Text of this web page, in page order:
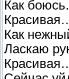
Как боюсь.
Как
Ласкаю